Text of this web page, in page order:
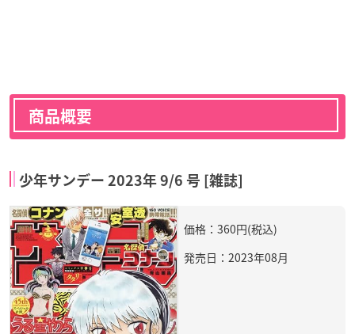
商品概要
少年サンデー 2023年 9/6 号 [雑誌]
価格：360円(税込)
発売日：2023年08月